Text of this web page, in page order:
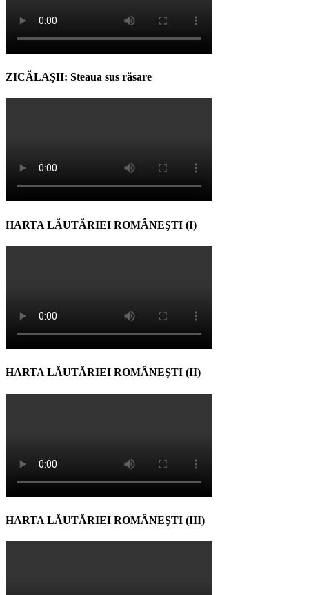
ZICĂLAŞII: Steaua sus răsare
HARTA LĂUTĂRIEI ROMÂNEŞTI (I)
HARTA LĂUTĂRIEI ROMÂNEŞTI (II)
HARTA LĂUTĂRIEI ROMÂNEŞTI (III)